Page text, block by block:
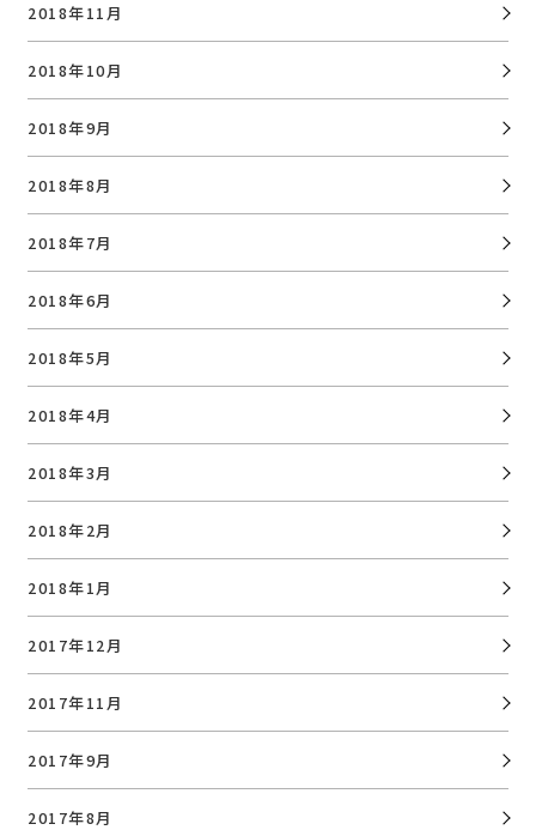
2018年11月
2018年10月
2018年9月
2018年8月
2018年7月
2018年6月
2018年5月
2018年4月
2018年3月
2018年2月
2018年1月
2017年12月
2017年11月
2017年9月
2017年8月